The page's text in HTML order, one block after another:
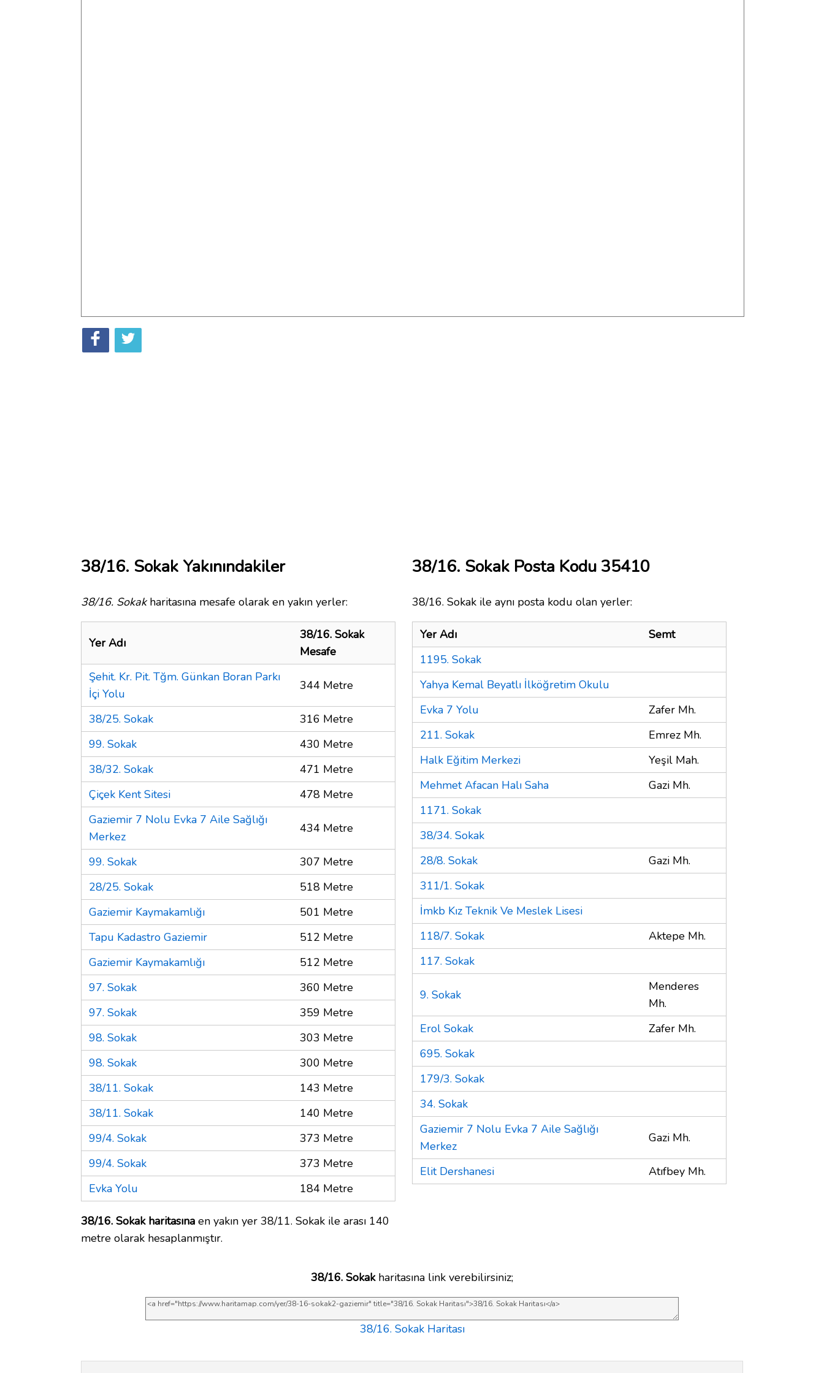
38/16. Sokak Yakınındakiler
38/16. Sokakharitasına mesafe olarak en yakın yerler:
Yer Adı
38/16. Sokak
Mesafe
Şehit. Kr. Pit. Tğm. Günkan Boran Parkı
İçi Yolu
344 Metre
38/25. Sokak
316 Metre
99. Sokak
430 Metre
38/32. Sokak
471 Metre
Çiçek Kent Sitesi
478 Metre
Gaziemir 7 Nolu Evka 7 Aile Sağlığı
Merkez
434 Metre
99. Sokak
307 Metre
28/25. Sokak
518 Metre
Gaziemir Kaymakamlığı
501 Metre
Tapu Kadastro Gaziemir
512 Metre
Gaziemir Kaymakamlığı
512 Metre
97. Sokak
360 Metre
97. Sokak
359 Metre
98. Sokak
303 Metre
98. Sokak
300 Metre
38/11. Sokak
143 Metre
38/11. Sokak
140 Metre
99/4. Sokak
373 Metre
99/4. Sokak
373 Metre
Evka Yolu
184 Metre
38/16. Sokak haritasına en yakın yer 38/11. Sokak ile arası 140
metre olarak hesaplanmıştır.
38/16. Sokak Posta Kodu 35410
38/16. Sokak ile aynı posta kodu olan yerler:
Yer Adı
Semt
1195. Sokak
Yahya Kemal Beyatlı İlköğretim Okulu
Evka 7 Yolu
Zafer Mh.
211. Sokak
Emrez Mh.
Halk Eğitim Merkezi
Yeşil Mah.
Mehmet Afacan Halı Saha
Gazi Mh.
1171. Sokak
38/34. Sokak
28/8. Sokak
Gazi Mh.
311/1. Sokak
İmkb Kız Teknik Ve Meslek Lisesi
118/7. Sokak
Aktepe Mh.
117. Sokak
9. Sokak
Menderes
Mh.
Erol Sokak
Zafer Mh.
695. Sokak
179/3. Sokak
34. Sokak
Gaziemir 7 Nolu Evka 7 Aile Sağlığı
Merkez
Gazi Mh.
Elit Dershanesi Atıfbey Mh.
38/16. Sokakharitasına link verebilirsiniz;
38/16. Sokak Haritası